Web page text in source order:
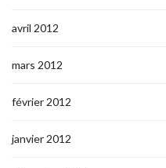
avril 2012
mars 2012
février 2012
janvier 2012